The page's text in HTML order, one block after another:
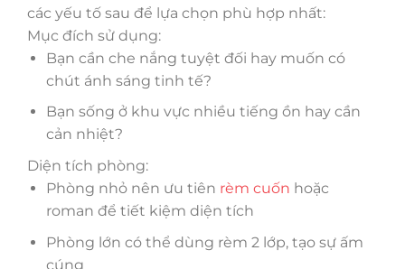
các yếu tố sau để lựa chọn phù hợp nhất:
Mục đích sử dụng:
Bạn cần che nắng tuyệt đối hay muốn có
chút ánh sáng tinh tế?
Bạn sống ở khu vực nhiều tiếng ồn hay cần
cản nhiệt?
Diện tích phòng:
Phòng nhỏ nên ưu tiên rèm cuốn hoặc
roman để tiết kiệm diện tích
Phòng lớn có thể dùng rèm 2 lớp, tạo sự ấm
cúng